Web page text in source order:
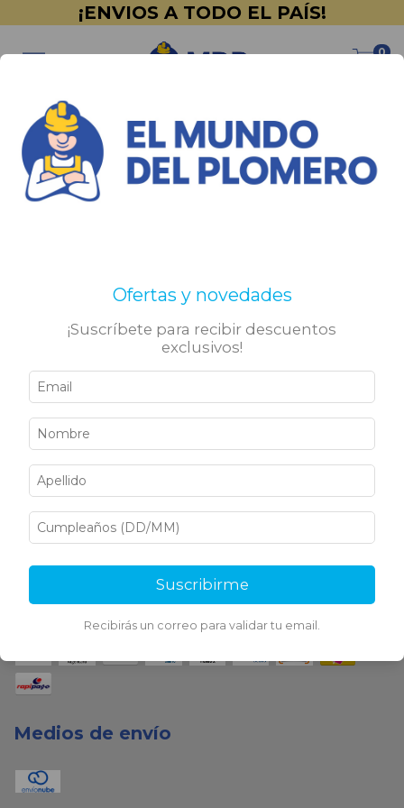
¡ENVIOS A TODO EL PAÍS!
0
Inicio > PINTURERÍA Net Color > Membranas
No tenemos resultados para tu búsqueda. Por favor,
intentá con otros filtros.
Sigamos conectados
Medios de pago
Medios de envío
Ofertas y novedades
¡Suscríbete para recibir descuentos
exclusivos!
Suscribirme
Recibirás un correo para validar tu email.